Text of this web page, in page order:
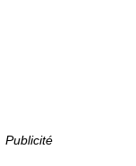
Publicité